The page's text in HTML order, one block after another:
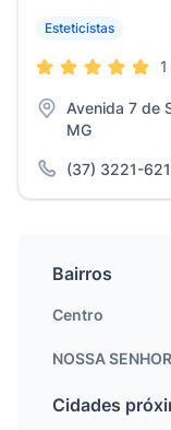
Esteticistas
Avenida 7 de
MG
(37) 3221-
Bairros
Centro
NOSSA
Cidades